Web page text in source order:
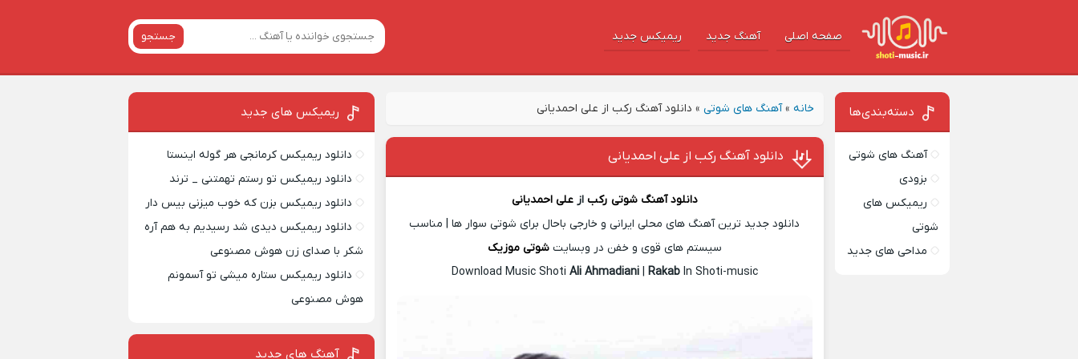
صفحه اصلی آهنگ‌ جدید ریمیکس جدید جستجو
خانه »آهنگ های شوتی » دانلود آهنگ رکب از علی احمدیانی
دانلود آهنگ رکب از علی احمدیانی
دانلود آهنگ شوتی رکب ازعلی احمدیانی
دانلود جدید ترین آهنگ های محلی ایرانی و خارجی باحال برای شوتی سوار ها | مناسب
سیستم های قوی و خفن در وبسایتشوتی موزیک
Download Music Shoti Ali Ahmadiani| RakabIn Shoti-music
دسته‌بندی‌ها
آهنگ های شوتی
بزودی
ریمیکس های
شوتی
مداحی های جدید
ریمیکس‌ های جدید
دانلود ریمیکس کرمانجی هر گوله اینستا
دانلود ریمیکس تو رستم تهمتنی _ ترند
دانلود ریمیکس بزن که خوب میزنی بیس دار
دانلود ریمیکس دیدی شد رسیدیم به هم آره
شکر با صدای زن هوش مصنوعی
دانلود ریمیکس ستاره میشی تو آسمونم
هوش مصنوعی
آهنگ های جدید